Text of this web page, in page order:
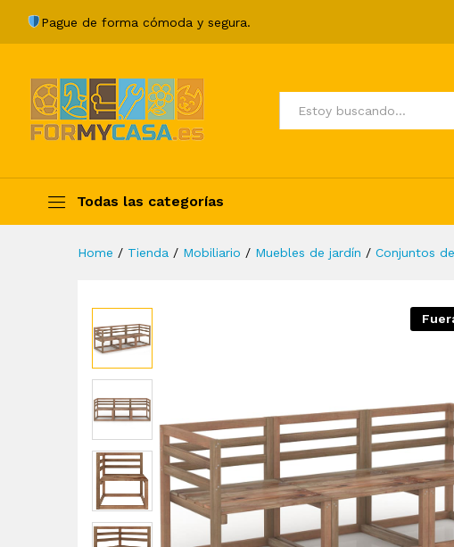
Pague de forma cómoda y segura.
Todos
Todas las categorías
Producto para mascotas
y animales
Home / Tienda / Mobiliario / Muebles de jardín / Conjuntos
Description Specification